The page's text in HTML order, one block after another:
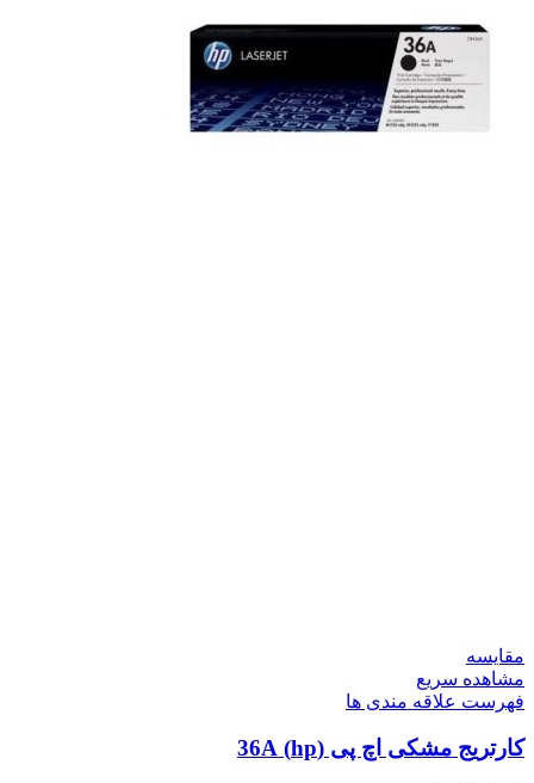
مقایسه
مشاهده سریع
فهرست علاقه مندی ها
کارتریج مشکی اچ پی (hp) 36A